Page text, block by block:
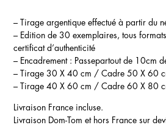
– Tirage argentique effectué à partir du
– Edition de 30 exemplaires, tous
certificat d’authenticité
– Encadrement : Passepartout de 10cm
– Tirage 30 X 40 cm / Cadre 50 X 60
– Tirage 40 X 60 cm / Cadre 60 X 80
Livraison France incluse.
Livraison Dom-Tom et hors France sur